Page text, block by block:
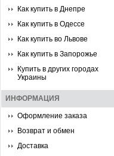
Как купить в Днепре
Как купить в Одессе
Как купить во Львове
Как купить в Запорожье
Купить в других городах
Украины
ИНФОРМАЦИЯ
Оформление заказа
Возврат и обмен
Доставка